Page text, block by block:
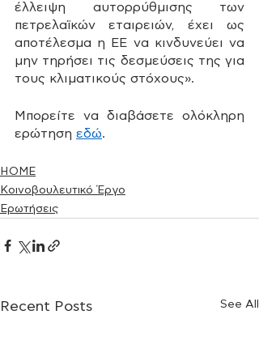
έλλειψη αυτορρύθμισης των
πετρελαϊκών εταιρειών, έχει ως
αποτέλεσμα η ΕΕ να κινδυνεύει να
μην τηρήσει τις δεσμεύσεις της για
τους κλιματικούς στόχους».
Μπορείτε να διαβάσετε ολόκληρη
ερώτηση εδώ.
HOME
Κοινοβουλευτικό Έργο
Ερωτήσεις
Recent Posts See All